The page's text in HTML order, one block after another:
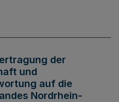
der
und
auf die
Nordrhein-